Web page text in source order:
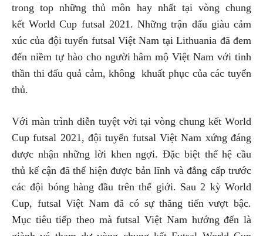
trong top những thủ môn hay nhất tại vòng chung
kết World Cup futsal 2021. Những trận đấu giàu cảm
xúc của đội tuyển futsal Việt Nam tại Lithuania đã đem
đến niềm tự hào cho người hâm mộ Việt Nam với tinh
thần thi đấu quả cảm, không khuất phục của các tuyển
thủ.
Với màn trình diễn tuyệt vời tại vòng chung kết World
Cup futsal 2021, đội tuyển futsal Việt Nam xứng đáng
được nhận những lời khen ngợi. Đặc biệt thế hệ cầu
thủ kế cận đã thể hiện được bản lĩnh và đẳng cấp trước
các đội bóng hàng đầu trên thế giới. Sau 2 kỳ World
Cup, futsal Việt Nam đã có sự thăng tiến vượt bậc.
Mục tiêu tiếp theo mà futsal Việt Nam hướng đến là